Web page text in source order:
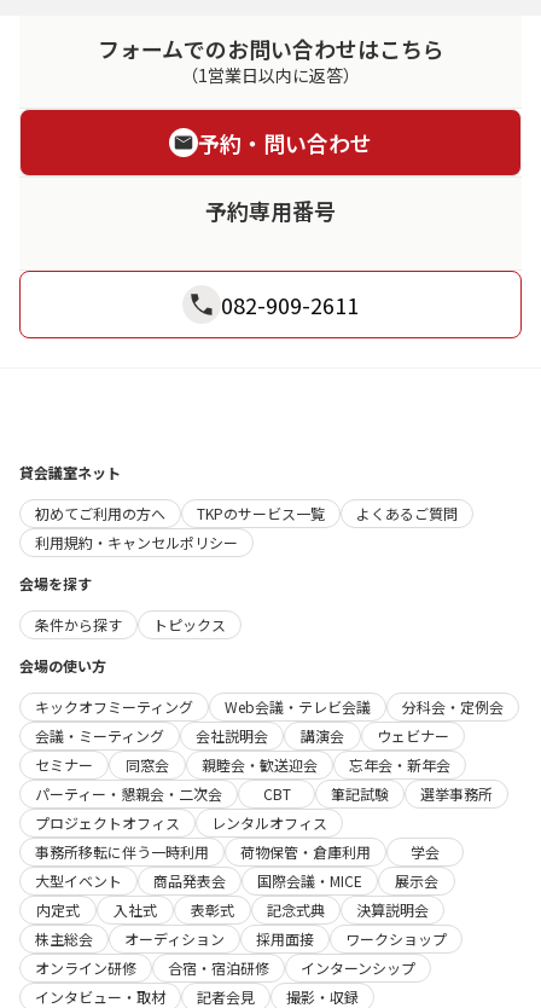
フォームでのお問い合わせはこちら
（1営業日以内に返答）
予約・問い合わせ
予約専用番号
082-909-2611
貸会議室ネット
初めてご利用の方へ
TKPのサービス一覧
よくあるご質問
利用規約・キャンセルポリシー
会場を探す
条件から探す
トピックス
会場の使い方
キックオフミーティング
Web会議・テレビ会議
分科会・定例会
会議・ミーティング
会社説明会 講演会
ウェビナー
セミナー
同窓会 親睦会・歓送迎会
忘年会・新年会
パーティー・懇親会・二次会
CBT 筆記試験
選挙事務所
プロジェクトオフィス
レンタルオフィス
事務所移転に伴う一時利用
荷物保管・倉庫利用
学会
大型イベント
商品発表会 国際会議・MICE
展示会
内定式
入社式 表彰式 記念式典
決算説明会
株主総会
オーディション 採用面接
ワークショップ
オンライン研修
合宿・宿泊研修
インターンシップ
インタビュー・取材
記者会見
撮影・収録